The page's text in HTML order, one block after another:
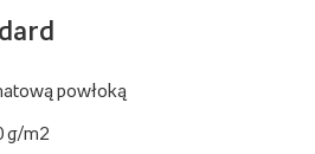
powłoką
g/m2